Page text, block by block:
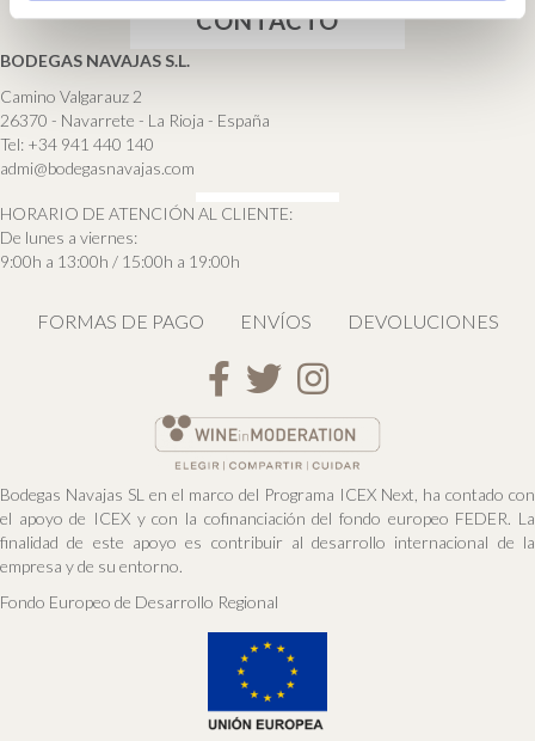
e
t
o
CONTACTO
BODEGAS NAVAJAS S.L.
Camino Valgarauz 2
26370 - Navarrete - La Rioja - España
Tel: +34 941 440 140
admi@bodegasnavajas.com
HORARIO DE ATENCIÓN AL CLIENTE:
De lunes a viernes:
9:00h a 13:00h / 15:00h a 19:00h
FORMAS DE PAGO ENVÍOS DEVOLUCIONES
Acceso a Facebook
Acceso a Twitter
Acceso a Instagram
Bodegas Navajas SL en el marco del Programa ICEX Next, ha contado con
el apoyo de ICEX y con la cofinanciación del fondo europeo FEDER. La
finalidad de este apoyo es contribuir al desarrollo internacional de la
empresa y de su entorno.
Fondo Europeo de Desarrollo Regional